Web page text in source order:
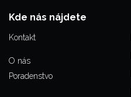
Kde nás nájdete
Kontakt
O nás
Poradenstvo